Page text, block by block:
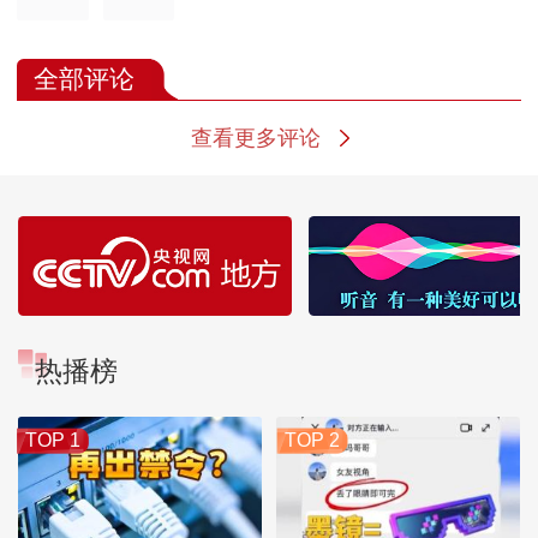
全部评论
查看更多评论
热播榜
TOP 1 TOP 2